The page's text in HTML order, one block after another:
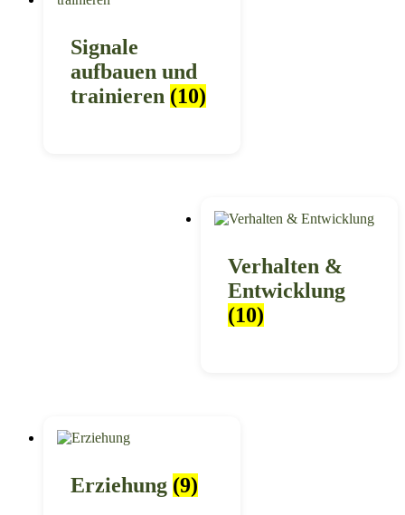
Signale
aufbauen und
trainieren (10)
Verhalten &
Entwicklung
(10)
Erziehung (9)